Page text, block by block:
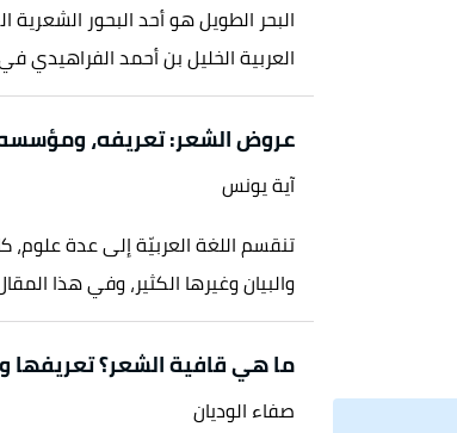
البحر الطويل هو أحد البحور
العربية الخليل بن أحمد الفراهيدي
عروض الشعر: تعريفه،
آية يونس
تنقسم اللغة العربيّة إلى عدة علوم،
والبيان وغيرها الكثير، وفي هذا
ما هي قافية الشعر؟ تعريفها
صفاء الوديان